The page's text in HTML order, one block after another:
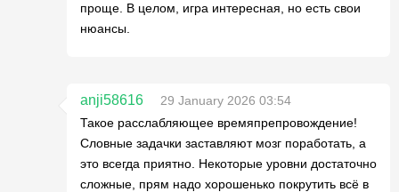
проще. В целом, игра интересная, но есть свои
нюансы.
anji58616
29 January 2026 03:54
Такое расслабляющее времяпрепровождение!
Словные задачки заставляют мозг поработать, а
это всегда приятно. Некоторые уровни достаточно
сложные, прям надо хорошенько покрутить всё в